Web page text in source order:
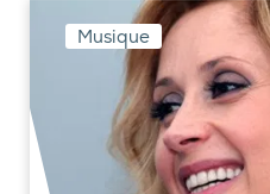
Musique